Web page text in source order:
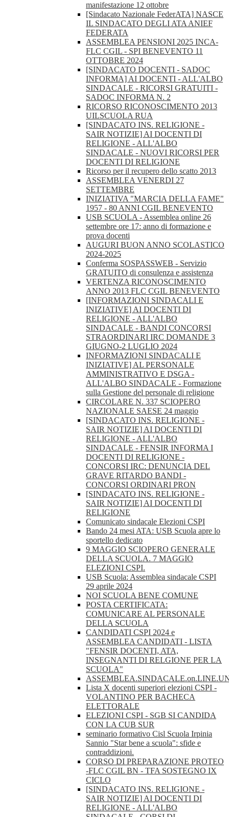
manifestazione 12 ottobre
[Sindacato Nazionale FederATA] NASCE
IL SINDACATO DEGLI ATA ANIEF
FEDERATA
ASSEMBLEA PENSIONI 2025 INCA-
FLC CGIL - SPI BENEVENTO 11
OTTOBRE 2024
[SINDACATO DOCENTI - SADOC
INFORMA] AI DOCENTI - ALL'ALBO
SINDACALE - RICORSI GRATUITI -
SADOC INFORMA N. 2
RICORSO RICONOSCIMENTO 2013
UILSCUOLA RUA
[SINDACATO INS. RELIGIONE -
SAIR NOTIZIE] AI DOCENTI DI
RELIGIONE - ALL'ALBO
SINDACALE - NUOVI RICORSI PER
DOCENTI DI RELIGIONE
Ricorso per il recupero dello scatto 2013
ASSEMBLEA VENERDI 27
SETTEMBRE
INIZIATIVA "MARCIA DELLA FAME"
1957 - 80 ANNI CGIL BENEVENTO
USB SCUOLA - Assemblea online 26
settembre ore 17: anno di formazione e
prova docenti
AUGURI BUON ANNO SCOLASTICO
2024-2025
Conferma SOSPASSWEB - Servizio
GRATUITO di consulenza e assistenza
VERTENZA RICONOSCIMENTO
ANNO 2013 FLC CGIL BENEVENTO
[INFORMAZIONI SINDACALI E
INIZIATIVE] AI DOCENTI DI
RELIGIONE - ALL'ALBO
SINDACALE - BANDI CONCORSI
STRAORDINARI IRC DOMANDE 3
GIUGNO-2 LUGLIO 2024
INFORMAZIONI SINDACALI E
INIZIATIVE] AL PERSONALE
AMMINISTRATIVO E DSGA -
ALL'ALBO SINDACALE - Formazione
sulla Gestione del personale di religione
CIRCOLARE N. 337 SCIOPERO
NAZIONALE SAESE 24 maggio
[SINDACATO INS. RELIGIONE -
SAIR NOTIZIE] AI DOCENTI DI
RELIGIONE - ALL'ALBO
SINDACALE - FENSIR INFORMA I
DOCENTI DI RELIGIONE -
CONCORSI IRC: DENUNCIA DEL
GRAVE RITARDO BANDI -
CONCORSI ORDINARI PRON
[SINDACATO INS. RELIGIONE -
SAIR NOTIZIE] AI DOCENTI DI
RELIGIONE
Comunicato sindacale Elezioni CSPI
Bando 24 mesi ATA: USB Scuola apre lo
sportello dedicato
9 MAGGIO SCIOPERO GENERALE
DELLA SCUOLA. 7 MAGGIO
ELEZIONI CSPI.
USB Scuola: Assemblea sindacale CSPI
29 aprile 2024
NOI SCUOLA BENE COMUNE
POSTA CERTIFICATA:
COMUNICARE AL PERSONALE
DELLA SCUOLA
CANDIDATI CSPI 2024 e
ASSEMBLEA CANDIDATI - LISTA
"FENSIR DOCENTI, ATA,
INSEGNANTI DI RELGIONE PER LA
SCUOLA"
Lista X docenti superiori elezioni CSPI -
VOLANTINO PER BACHECA
ELETTORALE
ELEZIONI CSPI - SGB SI CANDIDA
CON LA CUB SUR
seminario formativo Cisl Scuola Irpinia
Sannio "Star bene a scuola": sfide e
contraddizioni.
CORSO DI PREPARAZIONE PROTEO
-FLC CGIL BN - TFA SOSTEGNO IX
CICLO
[SINDACATO INS. RELIGIONE -
SAIR NOTIZIE] AI DOCENTI DI
RELIGIONE - ALL'ALBO